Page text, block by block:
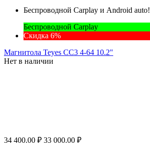
Беспроводной Carplay и Android auto!
Беспроводной Carplay
Скидка 6%
Магнитола Teyes CC3 4-64 10.2"
Нет в наличии
34 400.00 ₽ 33 000.00 ₽